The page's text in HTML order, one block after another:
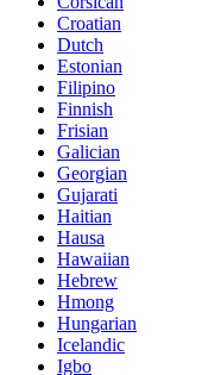
Croatian
Dutch
Estonian
Filipino
Finnish
Frisian
Galician
Georgian
Gujarati
Haitian
Hausa
Hawaiian
Hebrew
Hmong
Hungarian
Icelandic
Igbo